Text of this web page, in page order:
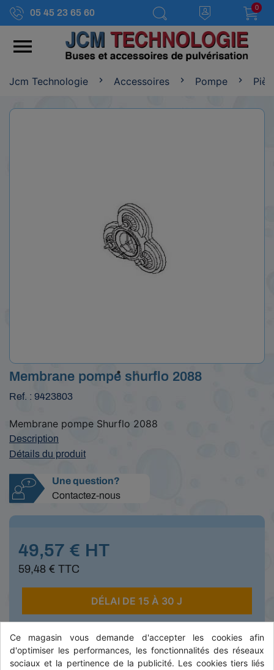
05 45 23 65 60
0

Jcm Technologie Accessoires Pompe
Membrane pompe shurflo 2088
Ref. : 9423803
Membrane pompe Shurflo 2088
Description
Détails du produit
Une question?
Contactez-nous
49,57 € HT
59,48 € TTC
DÉLAI DE 15 À 30 J
- +
Ce magasin vous demande d'accepter les cookies afin
d'optimiser les performances, les fonctionnalités des réseaux
sociaux et la pertinence de la publicité. Les cookies tiers liés